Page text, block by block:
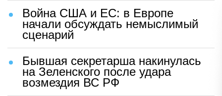
Война США и ЕС: в Европе
начали обсуждать немыслимый
сценарий
Бывшая секретарша накинулась
на Зеленского после удара
возмездия ВС РФ